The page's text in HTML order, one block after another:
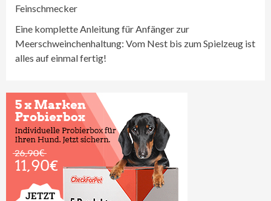
Feinschmecker
Eine komplette Anleitung für Anfänger zur
Meerschweinchenhaltung: Vom Nest bis zum Spielzeug ist
alles auf einmal fertig!